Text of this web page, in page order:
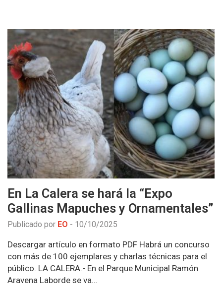
En La Calera se hará la “Expo
Gallinas Mapuches y Ornamentales”
Publicado por EO - 10/10/2025
Descargar artículo en formato PDF Habrá un concurso
con más de 100 ejemplares y charlas técnicas para el
público. LA CALERA.- En el Parque Municipal Ramón
Aravena Laborde se va…